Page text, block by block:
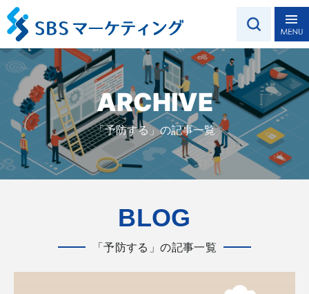
ARCHIVE
「予防する」の記事一覧
BLOG
「予防する」の記事一覧